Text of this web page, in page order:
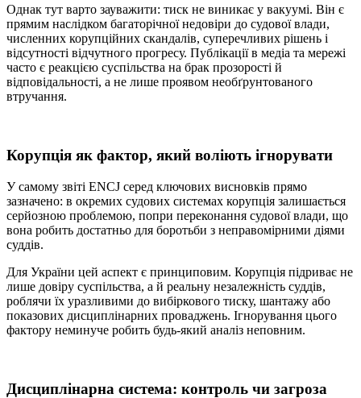
Однак тут варто зауважити: тиск не виникає у вакуумі. Він є
прямим наслідком багаторічної недовіри до судової влади,
численних корупційних скандалів, суперечливих рішень і
відсутності відчутного прогресу. Публікації в медіа та мережі
часто є реакцією суспільства на брак прозорості й
відповідальності, а не лише проявом необґрунтованого
втручання.
Корупція як фактор, який воліють ігнорувати
У самому звіті ENCJ серед ключових висновків прямо
зазначено: в окремих судових системах корупція залишається
серйозною проблемою, попри переконання судової влади, що
вона робить достатньо для боротьби з неправомірними діями
суддів.
Для України цей аспект є принциповим. Корупція підриває не
лише довіру суспільства, а й реальну незалежність суддів,
роблячи їх уразливими до вибіркового тиску, шантажу або
показових дисциплінарних проваджень. Ігнорування цього
фактору неминуче робить будь-який аналіз неповним.
Дисциплінарна система: контроль чи загроза